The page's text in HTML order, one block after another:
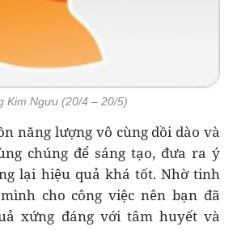
Kim Ngưu (20/4 – 20/5)
năng lượng vô cùng dồi dào và
chúng để sáng tạo, đưa ra ý
lại hiệu quả khá tốt. Nhờ tinh
cho công việc nên bạn đã
xứng đáng với tâm huyết và